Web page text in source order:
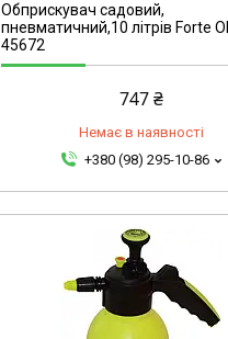
Обприскувач садовий,
пневматичний,10 літрів Forte
45672
747 ₴
Немає в наявності
+380 (98) 295-10-86